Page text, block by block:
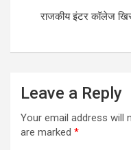
राजकीय इंटर कॉलेज
Leave a Reply
Your email address will
are marked *